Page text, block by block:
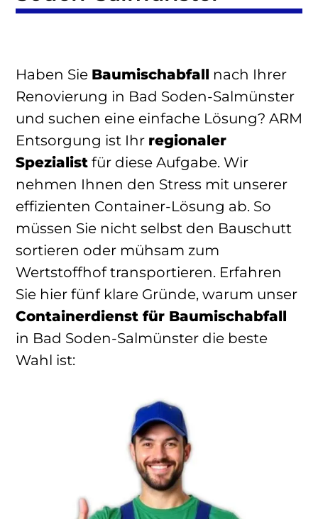
Haben Sie Baumischabfall nach Ihrer
Renovierung in Bad Soden-Salmünster
und suchen eine einfache Lösung? ARM
Entsorgung ist Ihr regionaler
Spezialist für diese Aufgabe. Wir
nehmen Ihnen den Stress mit unserer
effizienten Container-Lösung ab. So
müssen Sie nicht selbst den Bauschutt
sortieren oder mühsam zum
Wertstoffhof transportieren. Erfahren
Sie hier fünf klare Gründe, warum unser
Containerdienst für Baumischabfall
in Bad Soden-Salmünster die beste
Wahl ist: